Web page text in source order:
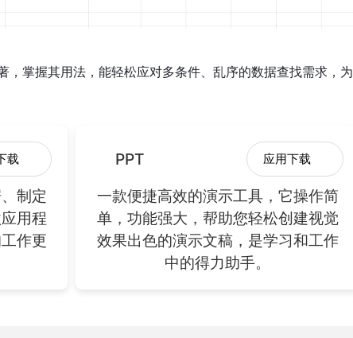
，掌握其用法，能轻松应对多条件、乱序的数据查找需求，为
载
制定
用程
作更
PPT 应用下载
一款便捷高效的演示工具，它操作简
单，功能强大，帮助您轻松创建视觉
效果出色的演示文稿，是学习和工作
中的得力助手。